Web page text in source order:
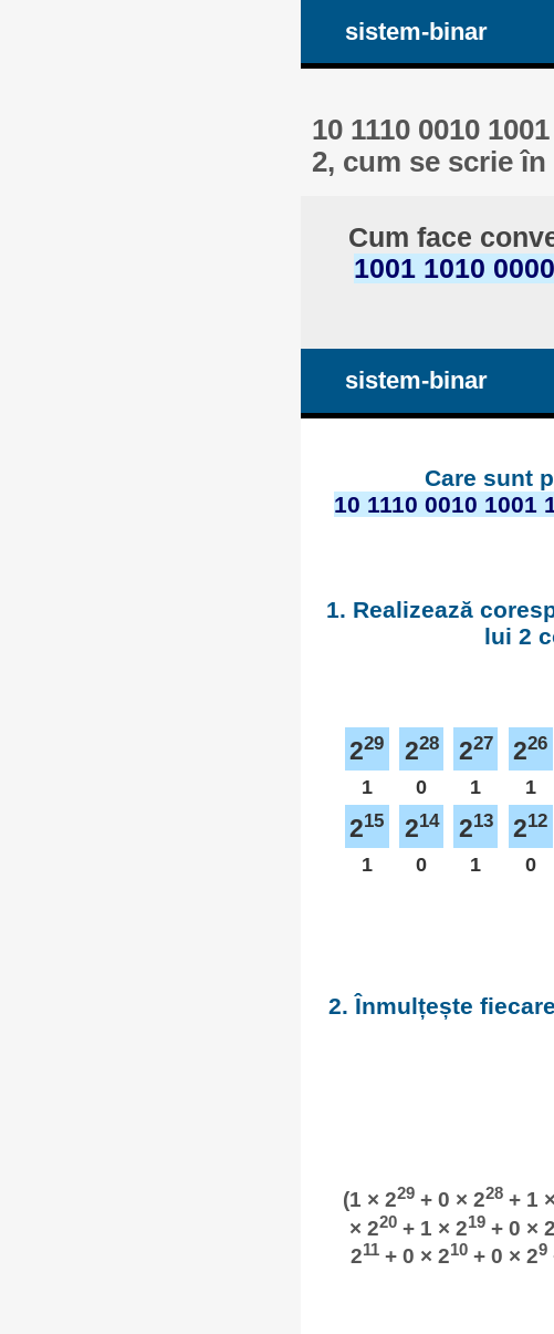
sistem-binar
10 1110 0010
2, cum se scrie în
Cum face
1001 1010
sistem-binar
Care sunt
10 1110 0010 1001
1. Realizează
lui 2
229
1
228
0
227
1
226
1
215
1
214
0
213
1
212
0
2. Înmulțește
(1 × 229+ 0 × 228+ 1
× 220+ 1 × 219+ 0 × 2
211+ 0 × 210+ 0 × 29